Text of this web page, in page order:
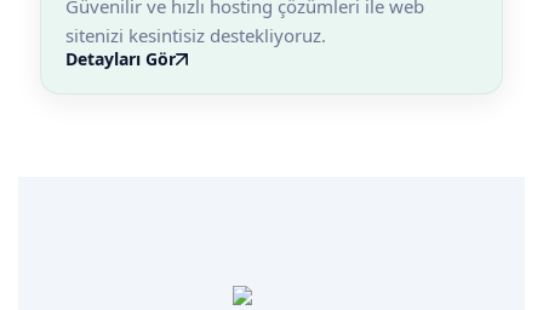
Güvenilir ve hızlı hosting çözümleri ile web
sitenizi kesintisiz destekliyoruz.
Detayları Gör